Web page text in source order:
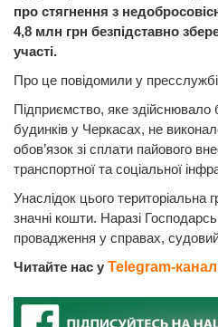
про стягнення з
4,8 млн грн безпідставно
участі.
Про це повідомили у
Підприємство, яке здійснювало
будинків у Черкасах, не
обов’язок зі сплати пайового
транспортної та соціальної
Унаслідок цього територіальна
значні кошти. Наразі
провадження у справах,
Читайте нас у Telegram-